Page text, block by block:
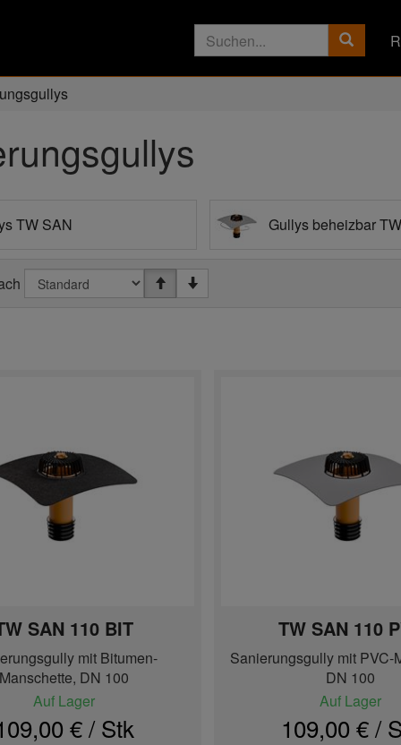
TW SAN Gullys beheizbar
SAN 110 BIT
mit Bitumen-
Manschette, DN 100
Auf Lager
€ / Stk
TW SAN 110
Sanierungsgully mit PVC-
DN 100
Auf Lager
109,00 € /